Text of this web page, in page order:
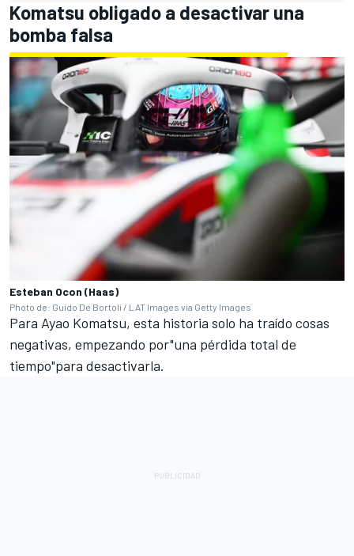
Komatsu obligado a desactivar una
bomba falsa
Esteban Ocon (Haas)
Photo de: Guido De Bortoli / LAT Images via Getty Images
Para Ayao Komatsu, esta historia solo ha traído cosas
negativas, empezando por"una pérdida total de
tiempo"para desactivarla.